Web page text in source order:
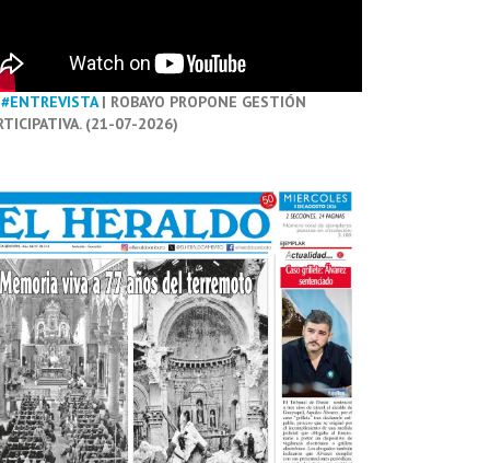
#ENTREVISTA| ROBAYO PROPONE GESTIÓN
(21-07-2026)